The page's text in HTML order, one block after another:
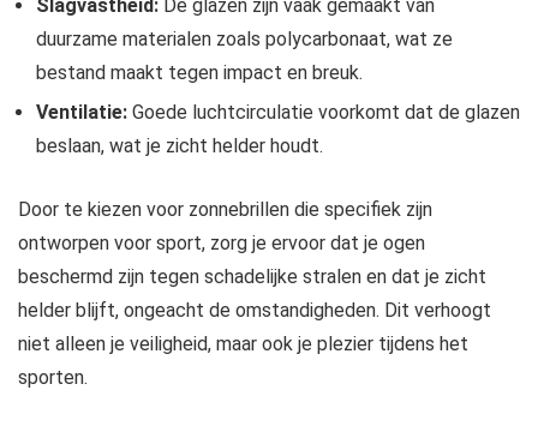
Slagvastheid: De glazen zijn vaak gemaakt van
duurzame materialen zoals polycarbonaat, wat ze
bestand maakt tegen impact en breuk.
Ventilatie: Goede luchtcirculatie voorkomt dat de glazen
beslaan, wat je zicht helder houdt.
Door te kiezen voor zonnebrillen die specifiek zijn
ontworpen voor sport, zorg je ervoor dat je ogen
beschermd zijn tegen schadelijke stralen en dat je zicht
helder blijft, ongeacht de omstandigheden. Dit verhoogt
niet alleen je veiligheid, maar ook je plezier tijdens het
sporten.